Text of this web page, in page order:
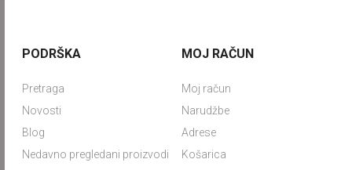
PODRŠKA
Pretraga
Novosti
Blog
Nedavno pregledani proizvodi
MOJ RAČUN
Moj račun
Narudžbe
Adrese
Košarica